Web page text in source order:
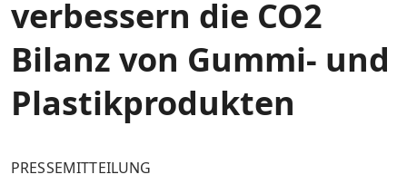
verbessern die CO2
Bilanz von Gummi- und
Plastikprodukten
PRESSEMITTEILUNG